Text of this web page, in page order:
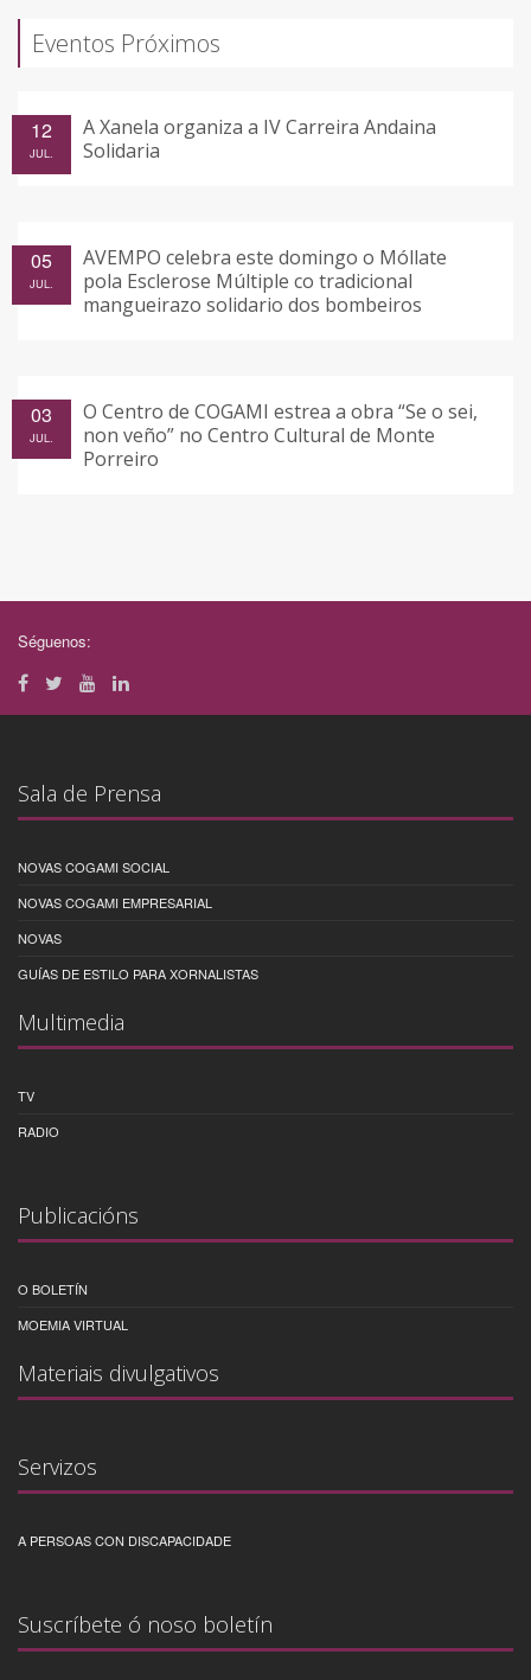
Eventos Próximos
A Xanela organiza a IV Carreira Andaina
Solidaria
12
JUL.
AVEMPO celebra este domingo o Móllate
pola Esclerose Múltiple co tradicional
mangueirazo solidario dos bombeiros
05
JUL.
O Centro de COGAMI estrea a obra “Se o sei,
non veño” no Centro Cultural de Monte
Porreiro
03
JUL.
Séguenos:
Sala de Prensa
NOVAS COGAMI SOCIAL
NOVAS COGAMI EMPRESARIAL
NOVAS
GUÍAS DE ESTILO PARA XORNALISTAS
Multimedia
TV
RADIO
Publicacións
O BOLETÍN
MOEMIA VIRTUAL
Materiais divulgativos
Servizos
A PERSOAS CON DISCAPACIDADE
Suscríbete ó noso boletín